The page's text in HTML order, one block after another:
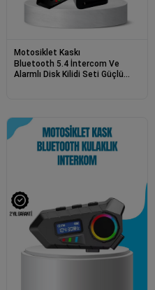
Motosiklet Kaskı
Bluetooth 5.4 İntercom Ve
Alarmlı Disk Kilidi Seti Güçlü